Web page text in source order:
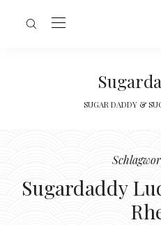
SUGAR DADDY &
Sugardaddy